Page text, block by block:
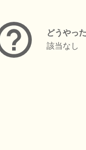
どうやっ
該当なし